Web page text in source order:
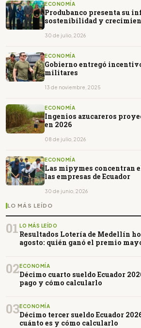
ECONOMÍA
Produbanco presenta su
sostenibilidad y
30 de julio, 2026
ECONOMÍA
Gobierno entregó
militares
13 de noviembre, 2025
ECONOMÍA
Ingenios azucareros
en 2026
08 de julio, 2026
ECONOMÍA
Las mipymes concentran
las empresas de Ecuador
30 de junio, 2026
LO MÁS LEÍDO
01 LO MÁS LEÍDO
Resultados Lotería de Medellín
agosto: quién ganó el premio
02ECONOMÍA
Décimo cuarto sueldo Ecuador
pago y cómo calcularlo
03ECONOMÍA
Décimo tercer sueldo Ecuador
cuánto es y cómo calcularlo